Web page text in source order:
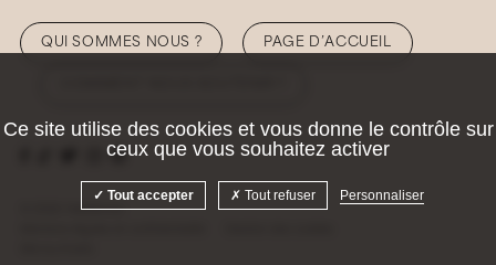
QUI SOMMES NOUS ? PAGE D’ACCUEIL
© 2026 Hellolaroux
Ce site utilise des cookies et vous donne le contrôle sur
ceux que vous souhaitez activer
Tout accepter Tout refuser Personnaliser